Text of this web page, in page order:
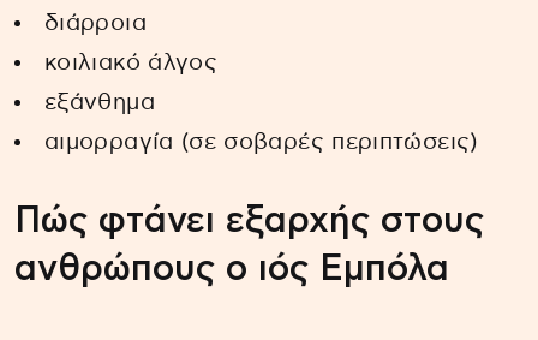
διάρροια
κοιλιακό άλγος
εξάνθημα
αιμορραγία (σε σοβαρές περιπτώσεις)
Πώς φτάνει εξαρχής στους
ανθρώπους ο ιός Εμπόλα